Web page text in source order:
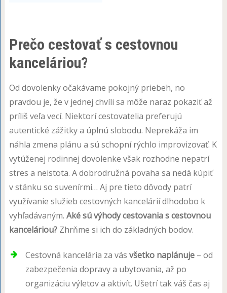
Prečo cestovať s cestovnou
kanceláriou?
Od dovolenky očakávame pokojný priebeh, no
pravdou je, že v jednej chvíli sa môže naraz pokaziť až
príliš veľa vecí. Niektorí cestovatelia preferujú
autentické zážitky a úplnú slobodu. Neprekáža im
náhla zmena plánu a sú schopní rýchlo improvizovať. K
vytúženej rodinnej dovolenke však rozhodne nepatrí
stres a neistota. A dobrodružná povaha sa nedá kúpiť
v stánku so suvenírmi… Aj pre tieto dôvody patrí
využívanie služieb cestovných kancelárií dlhodobo k
vyhľadávaným. Aké sú výhody cestovania s cestovnou
kanceláriou?Zhrňme si ich do základných bodov.
Cestovná kancelária za vás všetko naplánuje– od
zabezpečenia dopravy a ubytovania, až po
organizáciu výletov a aktivít. Ušetrí tak váš čas aj